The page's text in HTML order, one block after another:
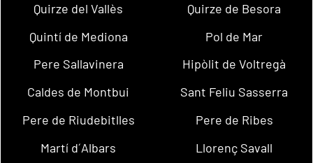
Quirze del Vallès
Quirze de Besora
Quintí de Mediona
Pol de Mar
Pere Sallavinera
Hipòlit de Voltregà
Caldes de Montbui
Sant Feliu Sasserra
Pere de Riudebitlles
Pere de Ribes
Martí d´Albars
Llorenç Savall